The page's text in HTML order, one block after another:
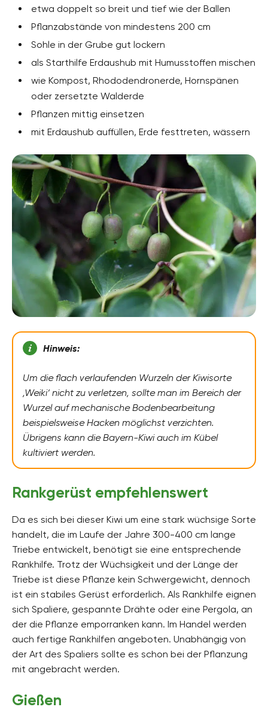
etwa doppelt so breit und tief wie der Ballen
Pflanzabstände von mindestens 200 cm
Sohle in der Grube gut lockern
als Starthilfe Erdaushub mit Humusstoffen mischen
wie Kompost, Rhododendronerde, Hornspänen
oder zersetzte Walderde
Pflanzen mittig einsetzen
mit Erdaushub auffüllen, Erde festtreten, wässern
Hinweis:
Um die flach verlaufenden Wurzeln der Kiwisorte
‚Weiki‘ nicht zu verletzen, sollte man im Bereich der
Wurzel auf mechanische Bodenbearbeitung
beispielsweise Hacken möglichst verzichten.
Übrigens kann die Bayern-Kiwi auch im Kübel
kultiviert werden.
Rankgerüst empfehlenswert
Da es sich bei dieser Kiwi um eine stark wüchsige Sorte
handelt, die im Laufe der Jahre 300-400 cm lange
Triebe entwickelt, benötigt sie eine entsprechende
Rankhilfe. Trotz der Wüchsigkeit und der Länge der
Triebe ist diese Pflanze kein Schwergewicht, dennoch
ist ein stabiles Gerüst erforderlich. Als Rankhilfe eignen
sich Spaliere, gespannte Drähte oder eine Pergola, an
der die Pflanze emporranken kann. Im Handel werden
auch fertige Rankhilfen angeboten. Unabhängig von
der Art des Spaliers sollte es schon bei der Pflanzung
mit angebracht werden.
Gießen